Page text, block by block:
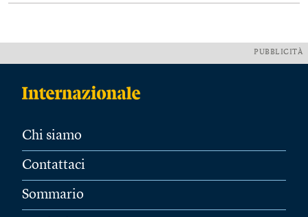
PUBBLICITÀ
Chi siamo
Contattaci
Sommario